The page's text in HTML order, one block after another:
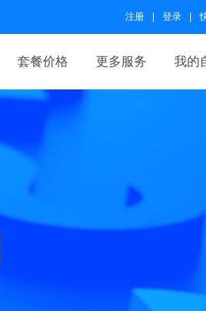
注册 登录
套餐价格 更多服务 我的